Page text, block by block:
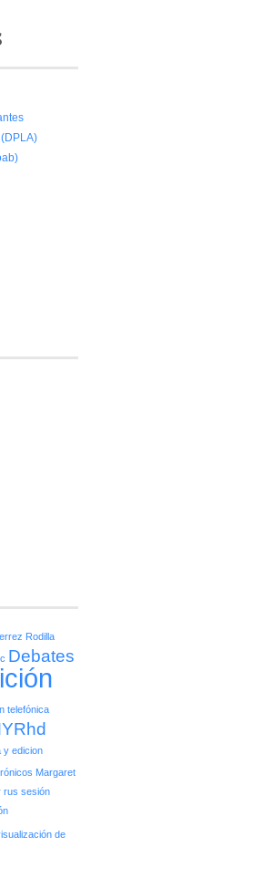
Rodilla
Debates
telefónica
y edicion
Margaret
rus sesión
de